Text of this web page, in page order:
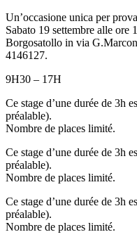
Un’occasione unica per
Sabato 19 settembre alle ore
Borgosatollo in via
4146127.
9H30 – 17H
Ce stage d’une durée de 3h
préalable).
Nombre de places limité.
Ce stage d’une durée de 3h
préalable).
Nombre de places limité.
Ce stage d’une durée de 3h
préalable).
Nombre de places limité.